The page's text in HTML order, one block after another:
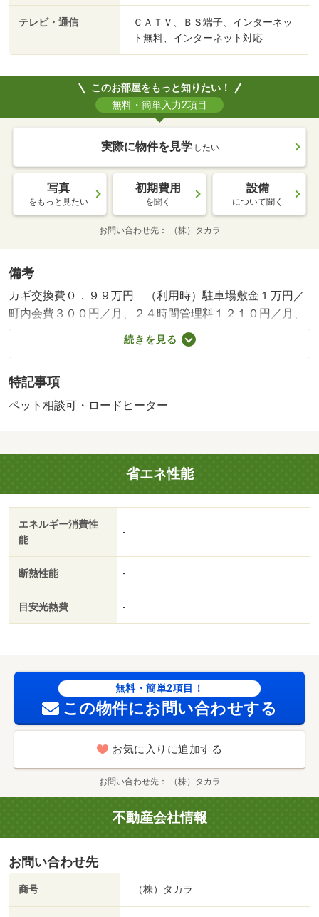
テレビ・通信
ＣＡＴＶ、ＢＳ端子、インターネッ
ト無料、インターネット対応
このお部屋をもっと知りたい！
無料・簡単入力2項目
実際に物件を見学 したい
写真
をもっと見たい
初期費用
を聞く
設備
について聞く
お問い合わせ先 （株）タカラ
備考
カギ交換費０．９９万円 （利用時）駐車場敷金１万円／
町内会費３００円／月、２４時間管理料１２１０円／月、
エアコン洗浄料１６５００円／保証会社利用必：ＲＯＯ
Ｍ ｉＤ（エポスカード）利用可。初回保証料は月額家賃
は契約不要／仲介手数料不要／ペット相談／事務所利用不
可／ペット飼育時は礼金１ヶ月＋消毒料２．２万円、ネッ
せん】法人契約の場合敷金１ヶ月、礼金１ヶ月 駐車
場の空き状況等は ［要確認］／バストイレ別／バルコニ
ー／エアコン／クロゼット／シャワー付洗面台／ＴＶイン
ターホン／オートロック／室内洗濯置／温水洗浄便座／脱
衣所／洗面所独立／駐輪場／ＣＡＴＶ／光ファイバー／ペ
ット相談／全居室洋室／灯油暖房／仲介手数料不要／ガス
ーム／ロードヒーティング／カーポート／２駅利用可／路
面電車沿線／駅徒歩１０分以内／タワー型マンション／敷
地内ごみ置き場／平面駐車場／当社管理物件／プロパンガ
便局（郵便局）まで１５０ｍ／ローソン（コンビニ）まで
２００ｍ／ラルズマート（スーパー）まで８５ｍ/賃貸戸
数:72戸
続きを見る
特記事項
ペット相談可・ロードヒーター
省エネ性能
エネルギー消費性
能
-
断熱性能 -
目安光熱費 -
無料・簡単2項目！
この物件にお問い合わせする
お気に入りに追加する
お問い合わせ先 （株）タカラ
不動産会社情報
お問い合わせ先
商号 （株）タカラ